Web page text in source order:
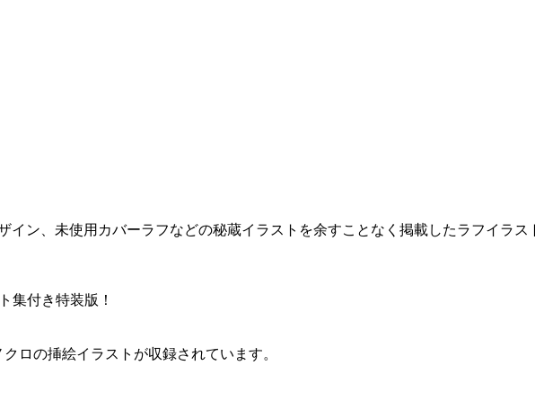
イン、未使用カバーラフなどの秘蔵イラストを余すことなく掲載したラフイラス
集付き特装版！
ロの挿絵イラストが収録されています。